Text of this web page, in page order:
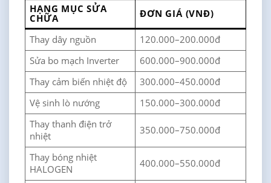
HẠNG MỤC SỬA
CHỮA ĐƠN GIÁ (VNĐ)
Thay dây nguồn
120.000–200.000đ
Sửa bo mạch Inverter
600.000–900.000đ
Thay cảm biến nhiệt độ
300.000–450.000đ
Vệ sinh lò nướng
150.000–300.000đ
Thay thanh điện trở
nhiệt
350.000–750.000đ
Thay bóng nhiệt
HALOGEN
400.000–550.000đ